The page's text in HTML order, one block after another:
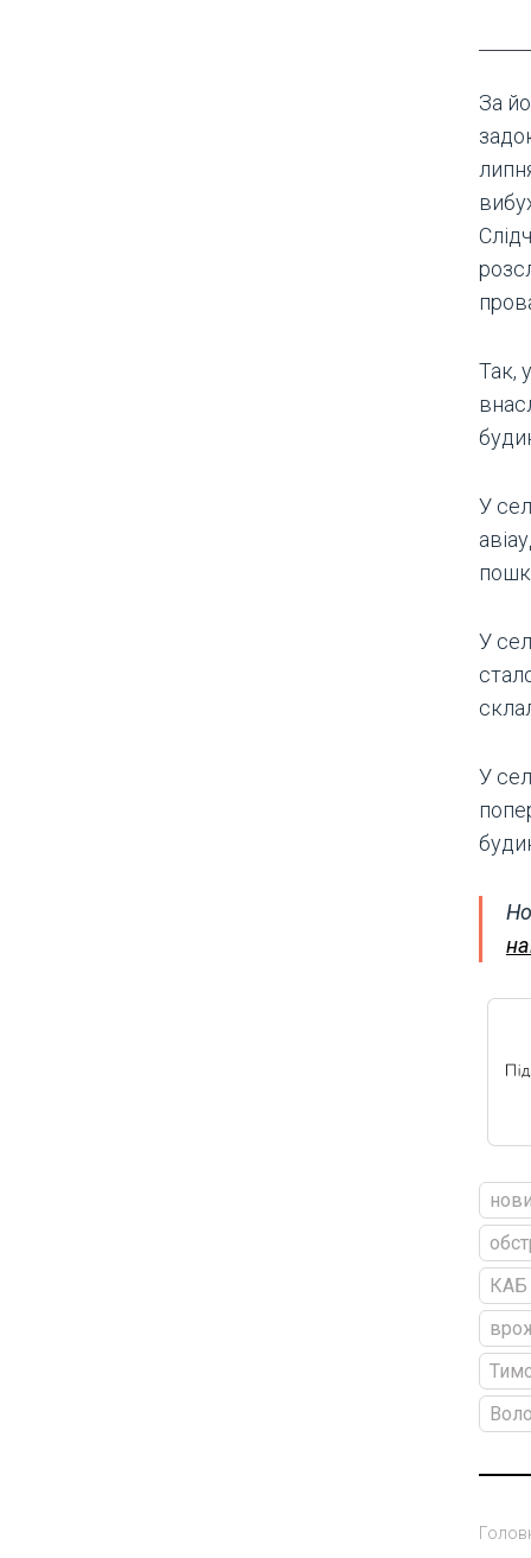
За
Так,
У
У
У
КАБ